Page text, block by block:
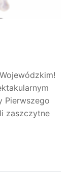
Pierwszego
zaszczytne